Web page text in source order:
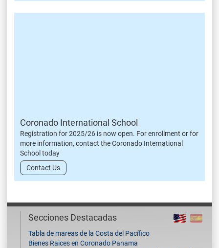
Coronado International School
Registration for 2025/26 is now open. For enrollment or for
more information, contact the Coronado International
School today
Contact Us
Secciones Destacadas
Tabla de mareas de la Costa del Pacífico
Bienes Raices en Coronado Panama